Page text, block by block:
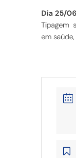
Dia 25/
Tipagem
em